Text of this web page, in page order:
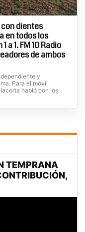
dientes
en todos los
a 1. FM 10 Radio
de ambos
y
Para el móvil
habló con los